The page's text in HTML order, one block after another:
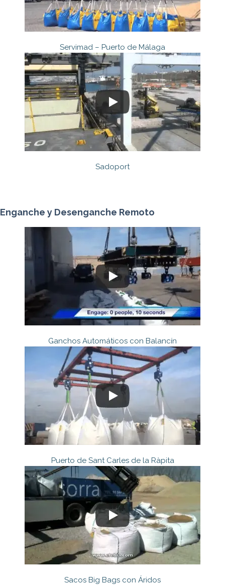
Servimad – Puerto de Málaga
Sadoport
Enganche y Desenganche Remoto
Ganchos Automáticos con Balancín
Puerto de Sant Carles de la Ràpita
Sacos Big Bags con Áridos